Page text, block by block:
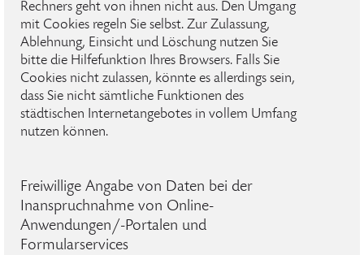
Rechners geht von ihnen nicht aus. Den Umgang
mit Cookies regeln Sie selbst. Zur Zulassung,
Ablehnung, Einsicht und Löschung nutzen Sie
bitte die Hilfefunktion Ihres Browsers. Falls Sie
Cookies nicht zulassen, könnte es allerdings sein,
dass Sie nicht sämtliche Funktionen des
städtischen Internetangebotes in vollem Umfang
nutzen können.
Freiwillige Angabe von Daten bei der
Inanspruchnahme von Online-
Anwendungen/-Portalen und
Formularservices